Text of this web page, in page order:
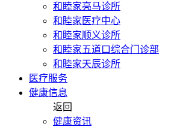
和睦家亮马诊所
和睦家医疗中心
和睦家顺义诊所
和睦家五道口综合门诊部
和睦家天辰诊所
医疗服务
健康信息
返回
健康资讯